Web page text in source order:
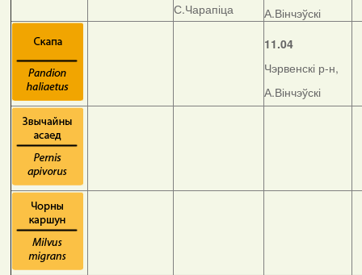
С.Чарапіца
А.Вінчэўскі
11.04
Чэрвенскі р-н,
А.Вінчэўскі